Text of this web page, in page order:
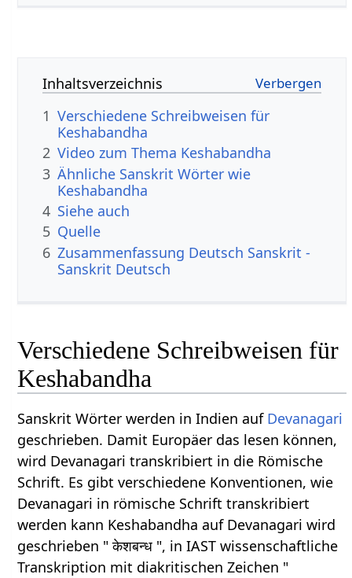
Inhaltsverzeichnis
1 Verschiedene Schreibweisen für
Keshabandha
2 Video zum Thema Keshabandha
3 Ähnliche Sanskrit Wörter wie
Keshabandha
4 Siehe auch
5 Quelle
6 Zusammenfassung Deutsch Sanskrit -
Sanskrit Deutsch
Verschiedene Schreibweisen für
Keshabandha
Sanskrit Wörter werden in Indien auf Devanagari
geschrieben. Damit Europäer das lesen können,
wird Devanagari transkribiert in die Römische
Schrift. Es gibt verschiedene Konventionen, wie
Devanagari in römische Schrift transkribiert
werden kann Keshabandha auf Devanagari wird
geschrieben " केशबन्ध ", in IAST wissenschaftliche
Transkription mit diakritischen Zeichen "